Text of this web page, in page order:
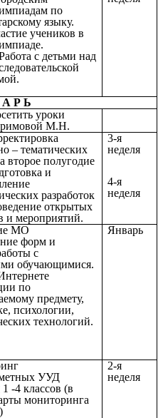
по
языку.
учеников в
с детьми над
Р Ь
уроки
М.Н.
– тематических
второе полугодие
и
разработок
открытых
и мероприятий.
3-я
неделя
4-я
неделя
МО
форм и
с
обучающимися.
по
предмету,
психологии,
технологий.
Январь
УУД
-4 классов (в
мониторинга
2-я
неделя